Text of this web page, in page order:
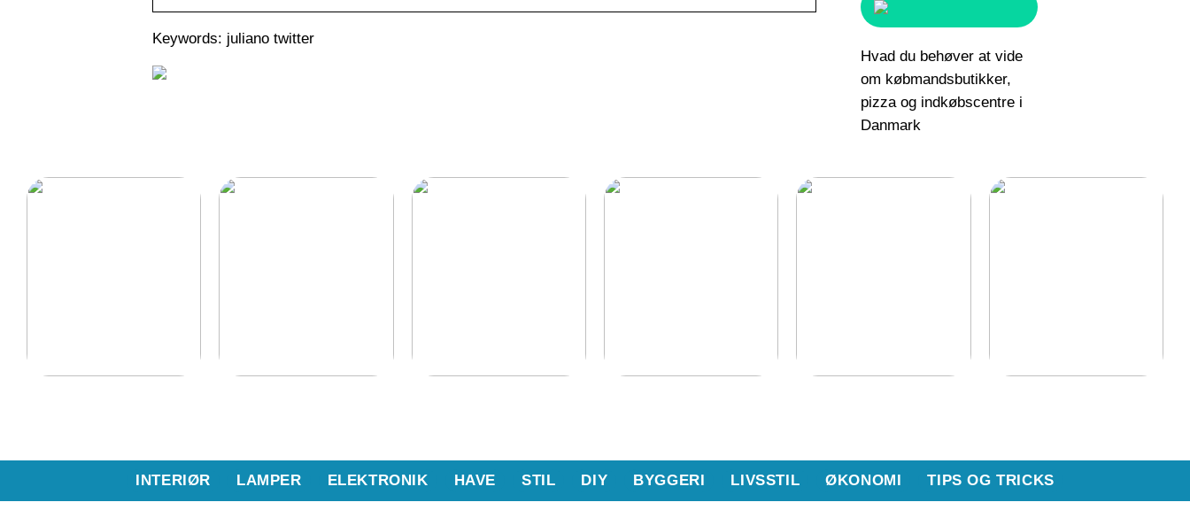
Keywords: juliano twitter
Hvad du behøver at vide
om købmandsbutikker,
pizza og indkøbscentre i
Danmark
INTERIØR LAMPER ELEKTRONIK HAVE STIL DIY BYGGERI LIVSSTIL ØKONOMI TIPS OG TRICKS